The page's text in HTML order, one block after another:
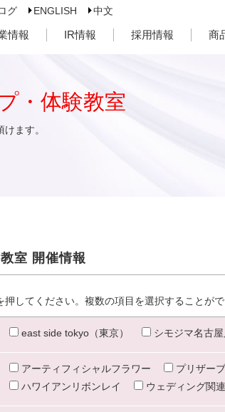
グ ENGLISH 中文
情報 IR情報 採用情報 商
・体験教室
ます。
室 開催情報
してください。複数の項目を選択することがで
east side tokyo（東京） シモジマ名古
アーティフィシャルフラワー プリザー
ハワイアンリボンレイ
ウェディング関連